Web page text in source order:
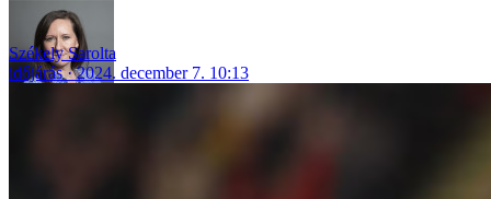
Székely Sarolta
időjárás
2024. december 7. 10:13